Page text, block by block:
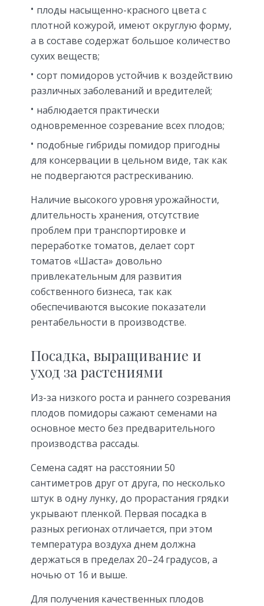
плоды насыщенно-красного цвета с
плотной кожурой, имеют округлую форму,
а в составе содержат большое количество
сухих веществ;
сорт помидоров устойчив к воздействию
различных заболеваний и вредителей;
наблюдается практически
одновременное созревание всех плодов;
подобные гибриды помидор пригодны
для консервации в цельном виде, так как
не подвергаются растрескиванию.
Наличие высокого уровня урожайности,
длительность хранения, отсутствие
проблем при транспортировке и
переработке томатов, делает сорт
томатов «Шаста» довольно
привлекательным для развития
собственного бизнеса, так как
обеспечиваются высокие показатели
рентабельности в производстве.
Посадка, выращивание и
уход за растениями
Из-за низкого роста и раннего созревания
плодов помидоры сажают семенами на
основное место без предварительного
производства рассады.
Семена садят на расстоянии 50
сантиметров друг от друга, по несколько
штук в одну лунку, до прорастания грядки
укрывают пленкой. Первая посадка в
разных регионах отличается, при этом
температура воздуха днем должна
держаться в пределах 20–24 градусов, а
ночью от 16 и выше.
Для получения качественных плодов